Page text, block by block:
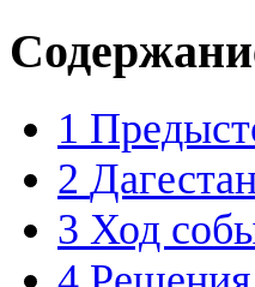
1
2
3 Ход